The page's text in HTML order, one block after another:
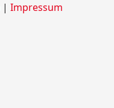
| Impressum